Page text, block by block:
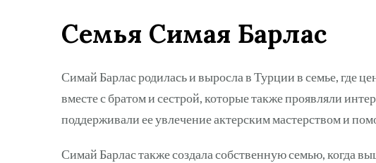
Семья Симая Барлас
Симай Барлас родилась и выросла в Турции в семье, где
вместе с братом и сестрой, которые также проявляли
поддерживали ее увлечение актерским мастерством и
Симай Барлас также создала собственную семью, когда